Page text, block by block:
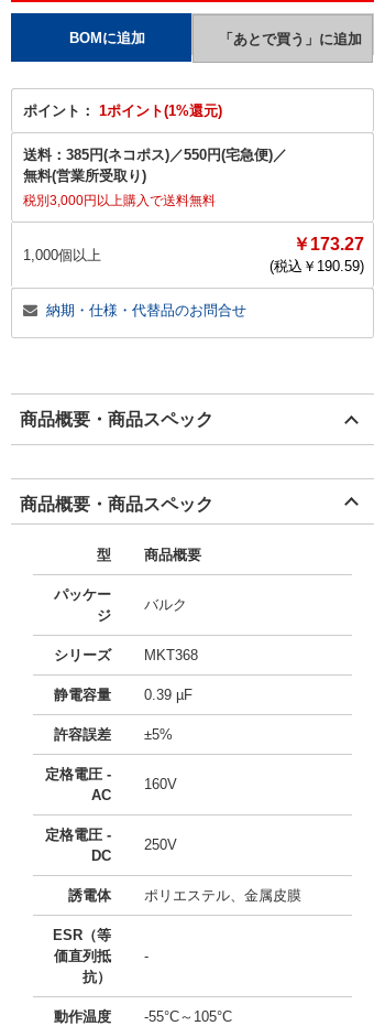
ポイント： 1ポイント(1%還元)
送料： 385円(ネコポス)／550円(宅急便)／
無料(営業所受取り)
税別3,000円以上購入で送料無料
1,000個以上
￥173.27
(税込￥ 190.59)
納期・仕様・代替品のお問合せ
商品概要・商品スペック
商品概要・商品スペック
型 商品概要
パッケー
ジ
バルク
シリーズ MKT368
静電容量 0.39 µF
許容誤差 ±5%
定格電圧 -
AC
160V
定格電圧 -
DC
250V
誘電体 ポリエステル、金属皮膜
ESR（等
価直列抵
抗）
-
動作温度 -55°C～105°C